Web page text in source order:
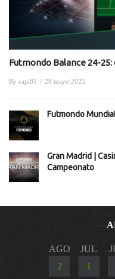
Futmondo Balance 24-
By capi81 / 28 mayo 2025
Futmondo
Gran Madrid |
Campeonato
AGO
2
JUL
1